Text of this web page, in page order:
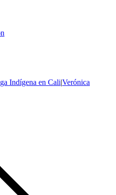
Indígena en Cali|Verónica